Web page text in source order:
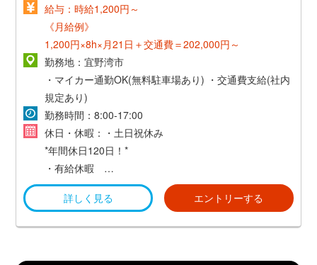
給与：時給1,200円～
《月給例》
1,200円×8h×月21日＋交通費＝202,000円～
勤務地：宜野湾市
・マイカー通勤OK(無料駐車場あり) ・交通費支給(社内
規定あり)
勤務時間：8:00‐17:00
休日・休暇：・土日祝休み
*年間休日120日！*
・有給休暇
・年末年始、GW など
詳しく見る
エントリーする